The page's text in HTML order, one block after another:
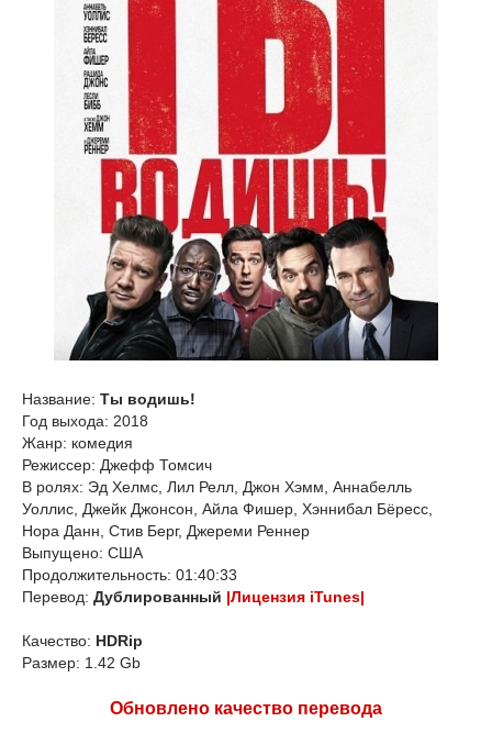
Название: Ты водишь!
Год выхода: 2018
Жанр: комедия
Режиссер: Джефф Томсич
В ролях: Эд Хелмс, Лил Релл, Джон Хэмм, Аннабелль
Уоллис, Джейк Джонсон, Айла Фишер, Хэннибал Бёресс,
Нора Данн, Стив Берг, Джереми Реннер
Выпущено: США
Продолжительность: 01:40:33
Перевод: Дублированный |Лицензия iTunes|
Качество: HDRip
Размер: 1.42 Gb
Обновлено качество перевода